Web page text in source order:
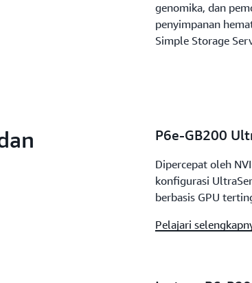
genomika, dan
penyimpanan
Simple Storage
P6e-GB200
Dipercepat oleh
konfigurasi
berbasis GPU
Pelajari